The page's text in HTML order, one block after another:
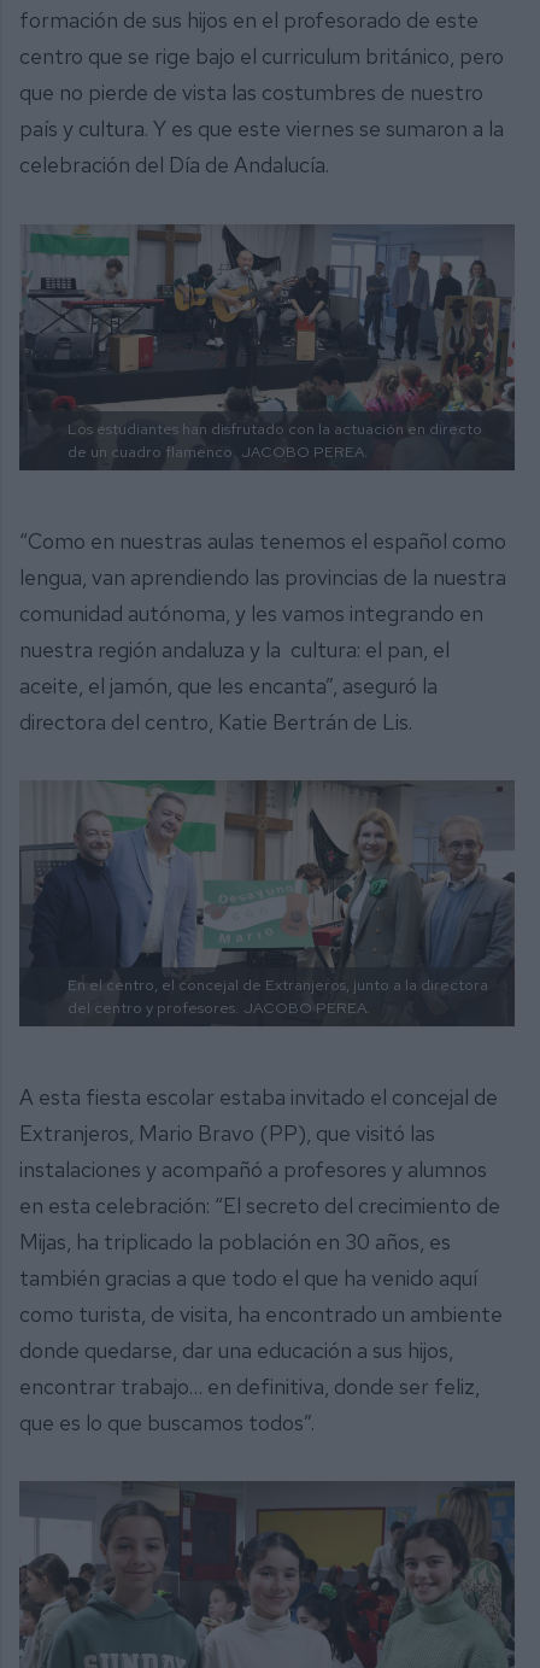
formación de sus hijos en el profesorado de este
centro que se rige bajo el curriculum británico, pero
que no pierde de vista las costumbres de nuestro
país y cultura. Y es que este viernes se sumaron a la
celebración del Día de Andalucía.
Los estudiantes han disfrutado con la actuación en directo
de un cuadro flamenco. JACOBO PEREA.
“Como en nuestras aulas tenemos el español como
lengua, van aprendiendo las provincias de la nuestra
comunidad autónoma, y les vamos integrando en
nuestra región andaluza y la cultura: el pan, el
aceite, el jamón, que les encanta”, aseguró la
directora del centro, Katie Bertrán de Lis.
En el centro, el concejal de Extranjeros, junto a la directora
del centro y profesores. JACOBO PEREA.
A esta fiesta escolar estaba invitado el concejal de
Extranjeros, Mario Bravo (PP), que visitó las
instalaciones y acompañó a profesores y alumnos
en esta celebración: “El secreto del crecimiento de
Mijas, ha triplicado la población en 30 años, es
también gracias a que todo el que ha venido aquí
como turista, de visita, ha encontrado un ambiente
donde quedarse, dar una educación a sus hijos,
encontrar trabajo… en definitiva, donde ser feliz,
que es lo que buscamos todos”.